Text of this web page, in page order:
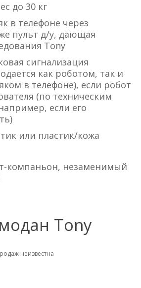
до 30 кг
в телефоне через
пульт д/у, дающая
Tony
сигнализация
как роботом, так и
в телефоне), если робот
(по техническим
если его
или пластик/кожа
компаньон, незаменимый
Tony
неизвестна